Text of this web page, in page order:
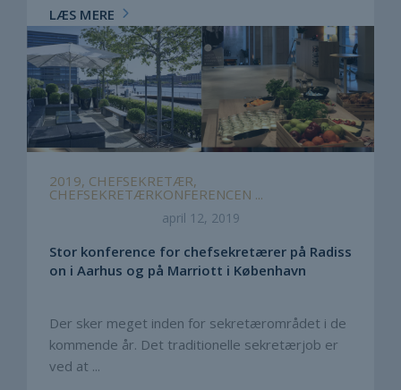
LÆS MERE
2019, CHEFSEKRETÆR,
CHEFSEKRETÆRKONFERENCEN ...
april 12, 2019
Stor konference for chefsekretærer på Radiss
on i Aarhus og på Marriott i København
Der sker meget inden for sekretærområdet i de
kommende år. Det traditionelle sekretærjob er
ved at ...